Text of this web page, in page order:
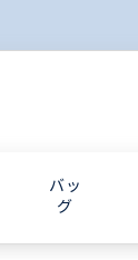
バッ
グ